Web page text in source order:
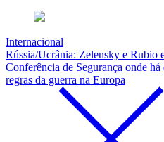
Internacional
Rússia/Ucrânia: Zelensky e Rubio
Conferência de Segurança onde
regras da guerra na Europa